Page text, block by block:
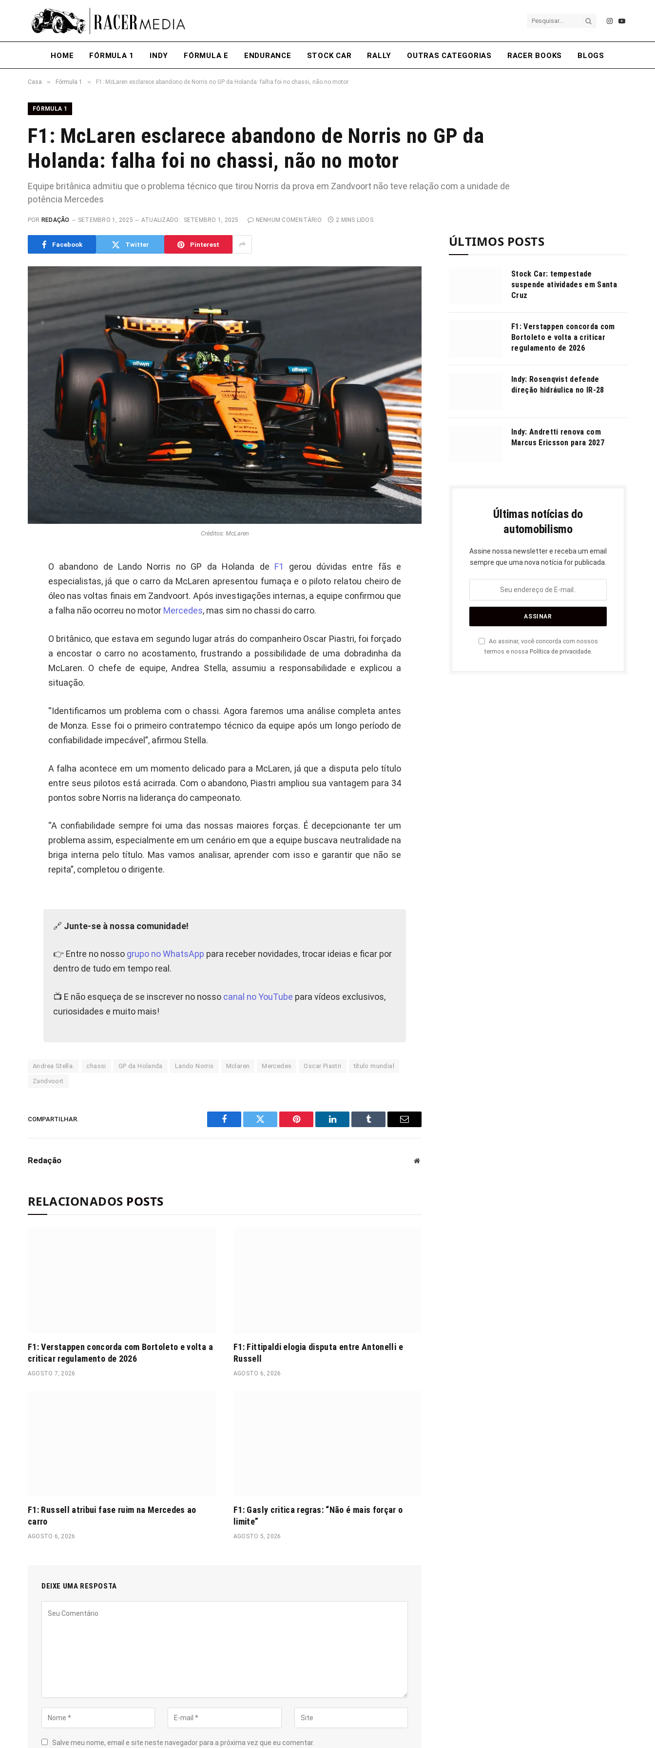
Instagram
YouTube
HOME FÓRMULA 1 INDY FÓRMULA E ENDURANCE STOCK CAR RALLY OUTRAS CATEGORIAS RACER BOOKS BLOGS
Casa » Fórmula 1 » F1: McLaren esclarece abandono de Norris no GP da Holanda: falha foi no chassi, não no motor
FÓRMULA 1
F1: McLaren esclarece abandono de Norris no GP da
Holanda: falha foi no chassi, não no motor
Equipe britânica admitiu que o problema técnico que tirou Norris da prova em Zandvoort não teve relação com a unidade de
potência Mercedes
POR REDAÇÃO SETEMBRO 1, 2025 ATUALIZADO: SETEMBRO 1, 2025 NENHUM COMENTÁRIO 2 MINS LIDOS
Facebook Twitter Pinterest
Créditos: McLaren
O abandono de Lando Norris no GP da Holanda de F1
gerou dúvidas entre fãs e
especialistas, já que o carro da McLaren apresentou fumaça e o piloto relatou cheiro de
óleo nas voltas finais em Zandvoort. Após investigações internas, a equipe confirmou que
a falha não ocorreu no motor Mercedes, mas sim no chassi do carro.
O britânico, que estava em segundo lugar atrás do companheiro Oscar Piastri, foi forçado
a encostar o carro no acostamento, frustrando a possibilidade de uma dobradinha da
McLaren. O chefe de equipe, Andrea Stella, assumiu a responsabilidade e explicou a
situação.
“Identificamos um problema com o chassi. Agora faremos uma análise completa antes
de Monza. Esse foi o primeiro contratempo técnico da equipe após um longo período de
confiabilidade impecável”, afirmou Stella.
A falha acontece em um momento delicado para a McLaren, já que a disputa pelo título
entre seus pilotos está acirrada. Com o abandono, Piastri ampliou sua vantagem para 34
pontos sobre Norris na liderança do campeonato.
“A confiabilidade sempre foi uma das nossas maiores forças. É decepcionante ter um
problema assim, especialmente em um cenário em que a equipe buscava neutralidade na
briga interna pelo título. Mas vamos analisar, aprender com isso e garantir que não se
repita”, completou o dirigente.
🔗 Junte-se à nossa comunidade!
👉 Entre no nosso grupo no WhatsApp para receber novidades, trocar ideias e ficar por
dentro de tudo em tempo real.
📺 E não esqueça de se inscrever no nosso canal no YouTube para vídeos exclusivos,
curiosidades e muito mais!
Andrea Stella. chassi GP da Holanda Lando Norris Mclaren Mercedes Oscar Piastri título mundial
Zandvoort
COMPARTILHAR.
Facebook Twitter Pinterest LinkedIn Tumblr
E-
Redação Site
RELACIONADOS POSTS
F1: Verstappen concorda com Bortoleto e volta a
criticar regulamento de 2026
AGOSTO 7, 2026
F1: Fittipaldi elogia disputa entre Antonelli e
Russell
AGOSTO 6, 2026
F1: Russell atribui fase ruim na Mercedes ao
carro
AGOSTO 6, 2026
F1: Gasly critica regras: “Não é mais forçar o
limite”
AGOSTO 5, 2026
DEIXE UMA RESPOSTA
Salve meu nome, email e site neste navegador para a próxima vez que eu comentar.
ÚLTIMOS POSTS
Stock Car: tempestade
suspende atividades em Santa
Cruz
F1: Verstappen concorda com
Bortoleto e volta a criticar
regulamento de 2026
Indy: Rosenqvist defende
direção hidráulica no IR-28
Indy: Andretti renova com
Marcus Ericsson para 2027
Últimas notícias do
automobilismo
Assine nossa newsletter e receba um email
sempre que uma nova notícia for publicada.
Ao assinar, você concorda com nossos
termos e nossa Política de privacidade.